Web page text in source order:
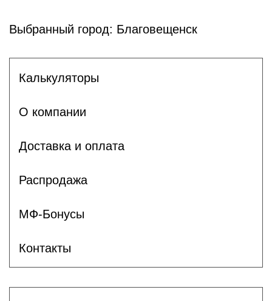
Выбранный город: Благовещенск
Калькуляторы
О компании
Доставка и оплата
Распродажа
МФ-Бонусы
Контакты